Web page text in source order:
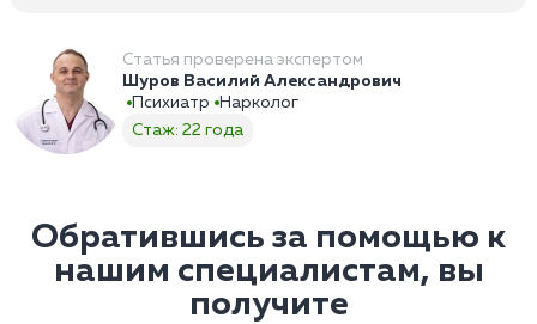
Статья проверена экспертом
Шуров Василий Александрович
Психиатр
Нарколог
Стаж: 22 года
Обратившись за помощью к
нашим специалистам, вы
получите